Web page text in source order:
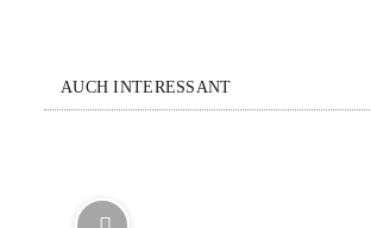
AUCH INTERESSANT